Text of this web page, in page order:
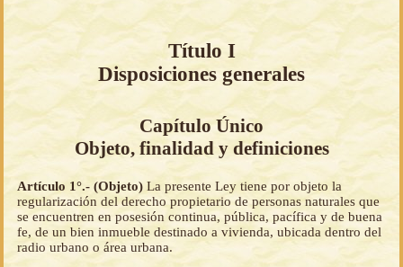
Título I
Disposiciones generales
Capítulo Único
Objeto, finalidad y definiciones
Artículo 1°.- (Objeto) La presente Ley tiene por objeto la
regularización del derecho propietario de personas naturales que
se encuentren en posesión continua, pública, pacífica y de buena
fe, de un bien inmueble destinado a vivienda, ubicada dentro del
radio urbano o área urbana.